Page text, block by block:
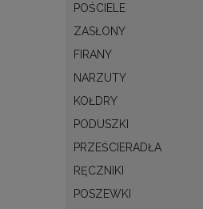
POŚCIELE
ZASŁONY
FIRANY
NARZUTY
KOŁDRY
PODUSZKI
PRZEŚCIERADŁA
RĘCZNIKI
POSZEWKI